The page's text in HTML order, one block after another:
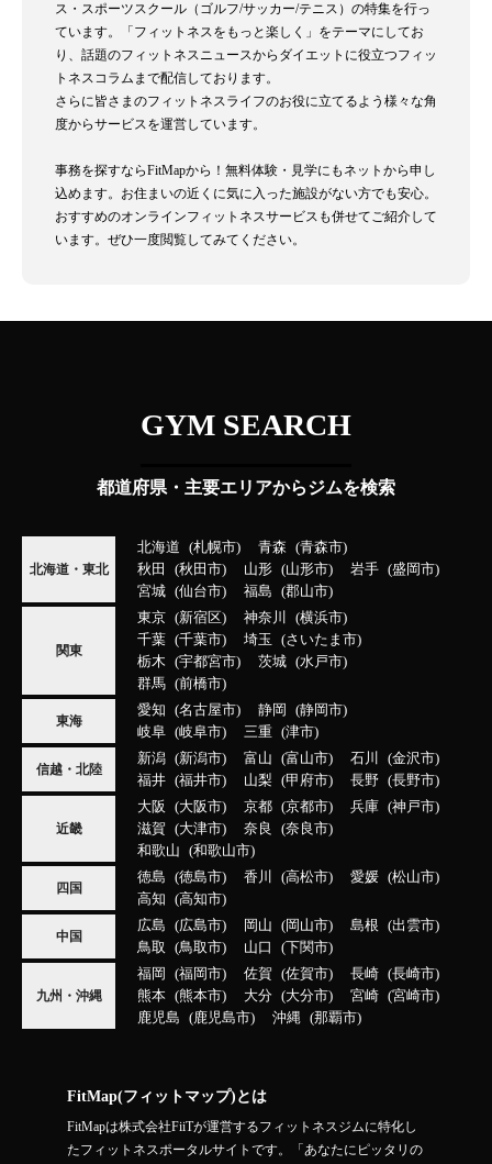
ス・スポーツスクール（ゴルフ/サッカー/テニス）の特集を行っ
ています。「フィットネスをもっと楽しく」をテーマにしてお
り、話題のフィットネスニュースからダイエットに役立つフィッ
トネスコラムまで配信しております。
さらに皆さまのフィットネスライフのお役に立てるよう様々な角
度からサービスを運営しています。
事務を探すならFitMapから！無料体験・見学にもネットから申し
込めます。お住まいの近くに気に入った施設がない方でも安心。
おすすめのオンラインフィットネスサービスも併せてご紹介して
います。ぜひ一度閲覧してみてください。
GYM SEARCH
都道府県・主要エリアからジムを検索
北海道・東北
北海道 札幌市 青森
青森市
秋田
秋田市 山形 山形市 岩手
盛岡市
宮城
仙台市 福島 郡山市
関東
東京 新宿区 神奈川
横浜市
千葉
千葉市 埼玉
さいたま市
栃木
宇都宮市 茨城
水戸市
群馬
前橋市
東海
愛知 名古屋市 静岡
静岡市
岐阜
岐阜市 三重 津市
信越・北陸
新潟 新潟市 富山 富山市 石川
金沢市
福井
福井市 山梨 甲府市 長野 長野市
近畿
大阪 大阪市 京都 京都市 兵庫
神戸市
滋賀
大津市 奈良
奈良市
和歌山
和歌山市
四国
徳島 徳島市 香川 高松市 愛媛
松山市
高知
高知市
中国
広島 広島市 岡山 岡山市 島根
出雲市
鳥取
鳥取市 山口 下関市
九州・沖縄
福岡 福岡市 佐賀 佐賀市 長崎
長崎市
熊本
熊本市 大分 大分市 宮崎
宮崎市
鹿児島
鹿児島市 沖縄 那覇市
FitMap(フィットマップ)とは
FitMapは株式会社FiiTが運営するフィットネスジムに特化し
たフィットネスポータルサイトです。「あなたにピッタリの